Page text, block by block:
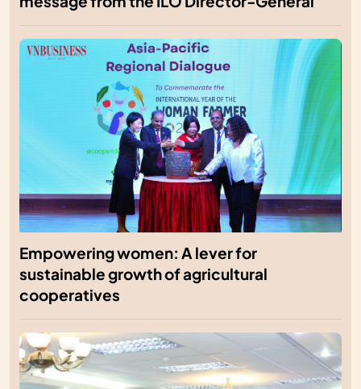
Empowering women: A lever for
sustainable growth of agricultural
cooperatives